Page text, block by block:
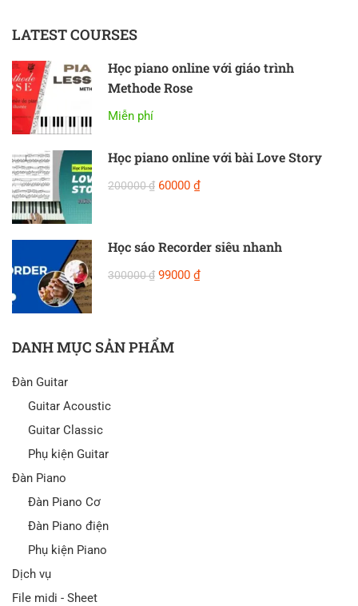
LATEST COURSES
Học piano online với giáo trình
Methode Rose
Miễn phí
Học piano online với bài Love Story
200000 ₫ 60000 ₫
Học sáo Recorder siêu nhanh
300000 ₫ 99000 ₫
DANH MỤC SẢN PHẨM
Đàn Guitar
Guitar Acoustic
Guitar Classic
Phụ kiện Guitar
Đàn Piano
Đàn Piano Cơ
Đàn Piano điện
Phụ kiện Piano
Dịch vụ
File midi - Sheet